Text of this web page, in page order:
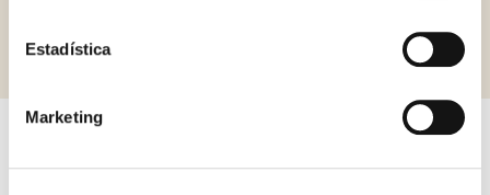
Estadística
Marketing
Otros productos que pueden